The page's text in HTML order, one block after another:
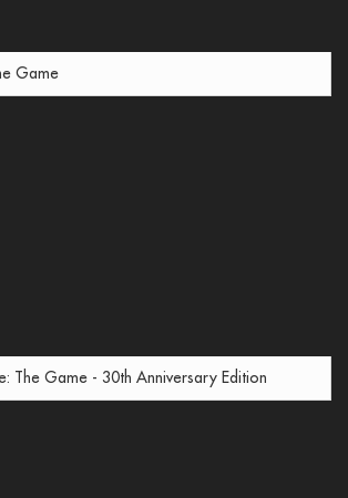
Game
The Game - 30th Anniversary Edition